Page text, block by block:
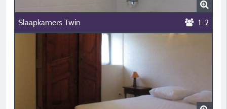
Slaapkamers Twin 1-2